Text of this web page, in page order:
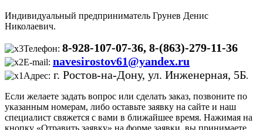
Индивидуальный предприниматель Грунев Денис
Николаевич.
Телефон: 8-928-107-07-36, 8-(863)-279-11-36
E-mail: navesirostov61@yandex.ru
Адрес: г. Ростов-на-Дону, ул. Инженерная, 5Б.
Если желаете задать вопрос или сделать заказ, позвоните по
указанным номерам, либо оставьте заявку на сайте и наш
специалист свяжется с вами в ближайшее время. Нажимая на
кнопку «Отравить заявку» на форме заявки, вы принимаете